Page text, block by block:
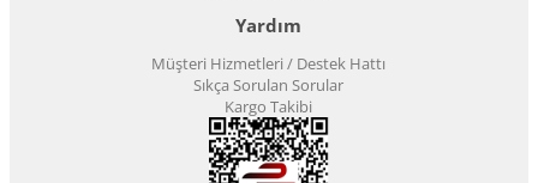
Yardım
Müşteri Hizmetleri / Destek Hattı
Sıkça Sorulan Sorular
Kargo Takibi